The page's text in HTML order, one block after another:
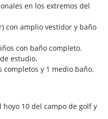
en los extremos del
con amplio vestidor y baño
con baño completo.
estudio.
completos y 1 medio baño.
10 del campo de golf y